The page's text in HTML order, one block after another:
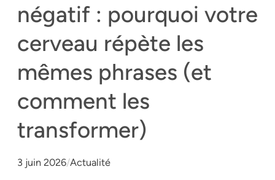
négatif : pourquoi votre
cerveau répète les
mêmes phrases (et
comment les
transformer)
3 juin 2026/Actualité